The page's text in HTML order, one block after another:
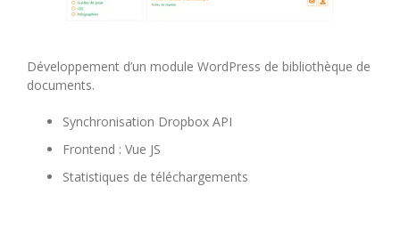
Développement d’un module WordPress de bibliothèque de
documents.
Synchronisation Dropbox API
Frontend : Vue JS
Statistiques de téléchargements